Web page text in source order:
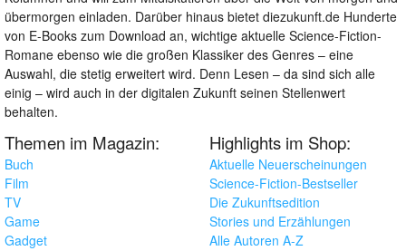
übermorgen einladen. Darüber hinaus bietet diezukunft.de Hunderte
von E-Books zum Download an, wichtige aktuelle Science-Fiction-
Romane ebenso wie die großen Klassiker des Genres – eine
Auswahl, die stetig erweitert wird. Denn Lesen – da sind sich alle
einig – wird auch in der digitalen Zukunft seinen Stellenwert
behalten.
Themen im Magazin:
Buch
Film
TV
Game
Gadget
Highlights im Shop:
Aktuelle Neuerscheinungen
Science-Fiction-Bestseller
Die Zukunftsedition
Stories und Erzählungen
Alle Autoren A-Z